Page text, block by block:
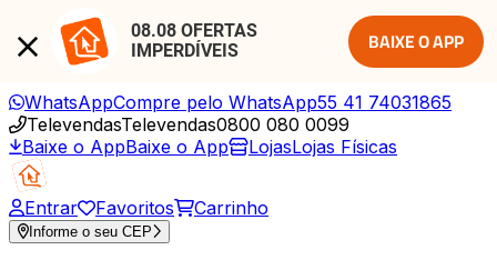
08.08 OFERTAS
IMPERDÍVEIS
BAIXE O APP
WhatsAppCompre pelo WhatsApp55 41 74031865
TelevendasTelevendas0800 080 0099
Baixe o AppBaixe o App LojasLojas Físicas
Entrar Favoritos Carrinho
Informe o seu CEP